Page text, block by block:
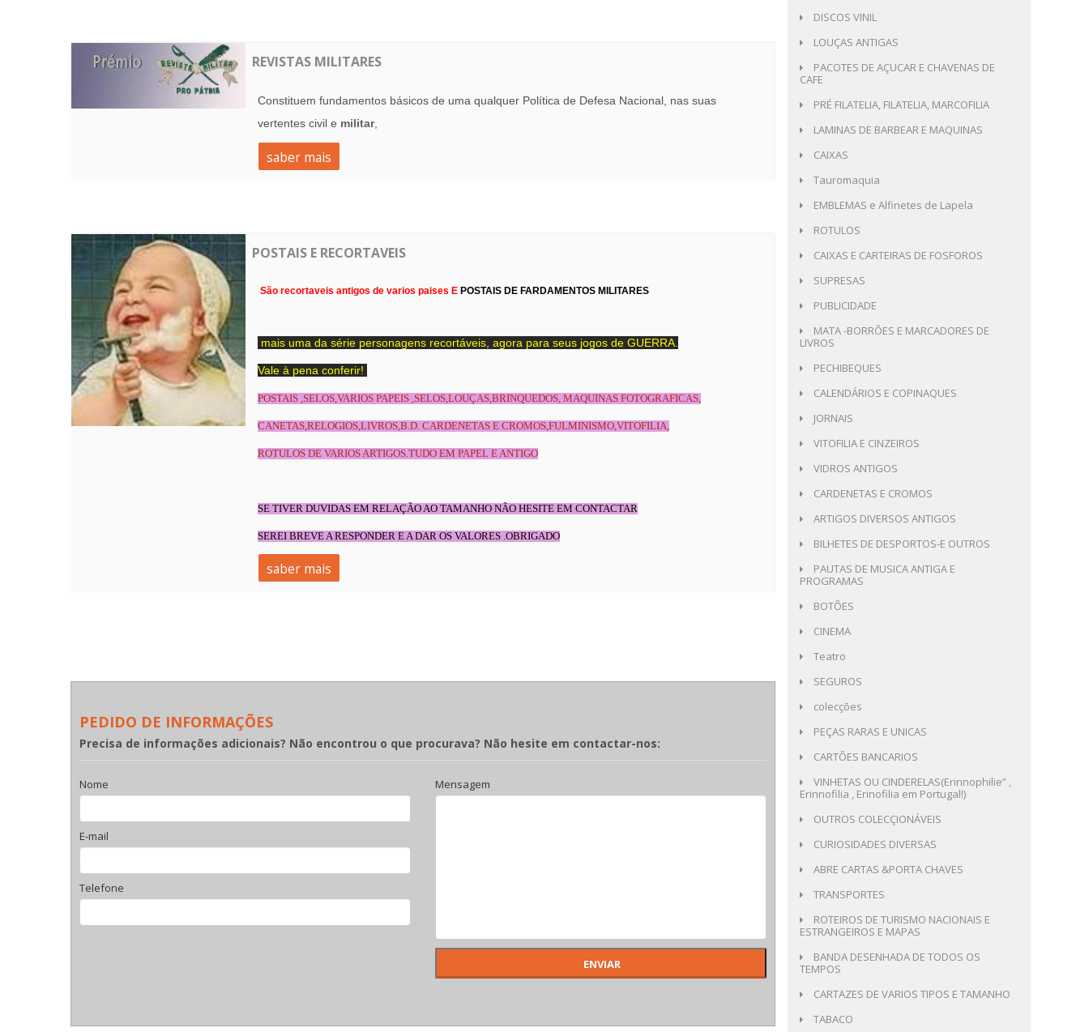
REVISTAS MILITARES
Constituem fundamentos básicos de uma qualquer Política de Defesa Nacional, nas suas
vertentes civil e militar,
saber mais
POSTAIS E RECORTAVEIS
São recortaveis antigos de varios paises E POSTAIS DE FARDAMENTOS MILITARES
mais uma da série personagens recortáveis, agora para seus jogos de GUERRA.
Vale à pena conferir!
POSTAIS ,SELOS,VARIOS PAPEIS ,SELOS,LOUÇAS,BRINQUEDOS, MAQUINAS FOTOGRAFICAS,
CANETAS,RELOGIOS,LIVROS,B.D. CARDENETAS E CROMOS,FULMINISMO,VITOFILIA,
ROTULOS DE VARIOS ARTIGOS.TUDO EM PAPEL E ANTIGO
SE TIVER DUVIDAS EM RELAÇÃO AO TAMANHO NÃO HESITE EM CONTACTAR
SEREI BREVE A RESPONDER E A DAR OS VALORES .OBRIGADO
saber mais
PEDIDO DE INFORMAÇÕES
Precisa de informações adicionais? Não encontrou o que procurava? Não hesite em contactar-nos:
Nome
E-mail
Telefone
Mensagem
DISCOS VINIL
LOUÇAS ANTIGAS
PACOTES DE AÇUCAR E CHAVENAS DE
CAFE
PRÉ FILATELIA, FILATELIA, MARCOFILIA
LAMINAS DE BARBEAR E MAQUINAS
CAIXAS
Tauromaquia
EMBLEMAS e Alfinetes de Lapela
ROTULOS
CAIXAS E CARTEIRAS DE FOSFOROS
SUPRESAS
PUBLICIDADE
MATA -BORRÕES E MARCADORES DE
LIVROS
PECHIBEQUES
CALENDÁRIOS E COPINAQUES
JORNAIS
VITOFILIA E CINZEIROS
VIDROS ANTIGOS
CARDENETAS E CROMOS
ARTIGOS DIVERSOS ANTIGOS
BILHETES DE DESPORTOS-E OUTROS
PAUTAS DE MUSICA ANTIGA E
PROGRAMAS
BOTÕES
CINEMA
Teatro
SEGUROS
colecções
PEÇAS RARAS E UNICAS
CARTÕES BANCARIOS
VINHETAS OU CINDERELAS(Erinnophilie” ,
Erinnofilia , Erinofilia em Portugal!)
OUTROS COLECÇIONÁVEIS
CURIOSIDADES DIVERSAS
ABRE CARTAS &PORTA CHAVES
TRANSPORTES
ROTEIROS DE TURISMO NACIONAIS E
ESTRANGEIROS E MAPAS
BANDA DESENHADA DE TODOS OS
TEMPOS
CARTAZES DE VARIOS TIPOS E TAMANHO
TABACO